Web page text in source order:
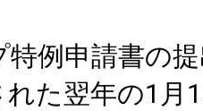
特例申請書の
た翌年の1月